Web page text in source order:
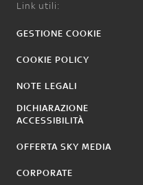
Link utili:
GESTIONE COOKIE
COOKIE POLICY
NOTE LEGALI
DICHIARAZIONE
ACCESSIBILITÀ
OFFERTA SKY MEDIA
CORPORATE